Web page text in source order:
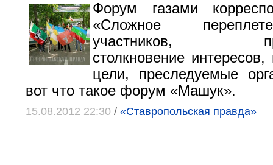
Форум газами
«Сложное
участников,
столкновение
цели, преследуемые
вот что такое форум «Машук».
15.08.2012 22:30 / «Ставропольская правда»